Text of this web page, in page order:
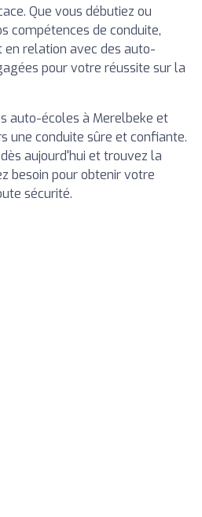
Que vous débutiez ou
compétences de conduite,
relation avec des auto-
pour votre réussite sur la
auto-écoles à Merelbeke et
une conduite sûre et confiante.
aujourd'hui et trouvez la
besoin pour obtenir votre
sécurité.